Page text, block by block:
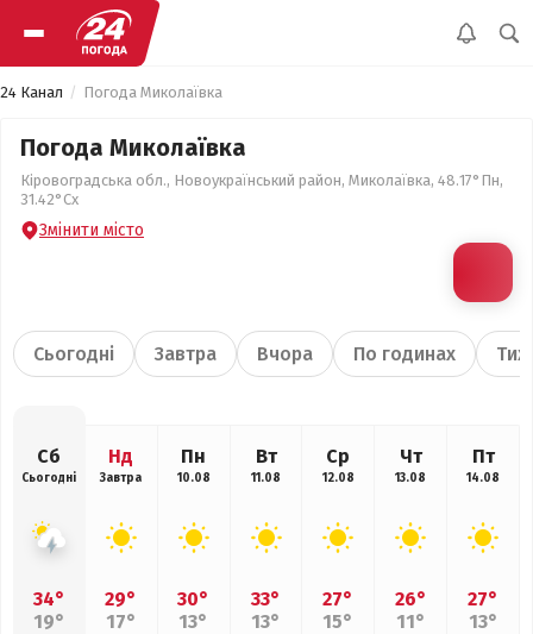
24 Канал Погода Миколаївка
Погода Миколаївка
Кіровоградська обл., Новоукраїнський район, Миколаївка, 48.17°Пн,
31.42°Сх
Змінити місто
Сьогодні Завтра Вчора По годинах
Сб
Сьогодні
34°
19°
Нд
Завтра
29°
17°
Пн
10.08
30°
13°
Вт
11.08
33°
13°
Ср
12.08
27°
15°
Чт
13.08
26°
11°
Пт
14.08
27°
13°